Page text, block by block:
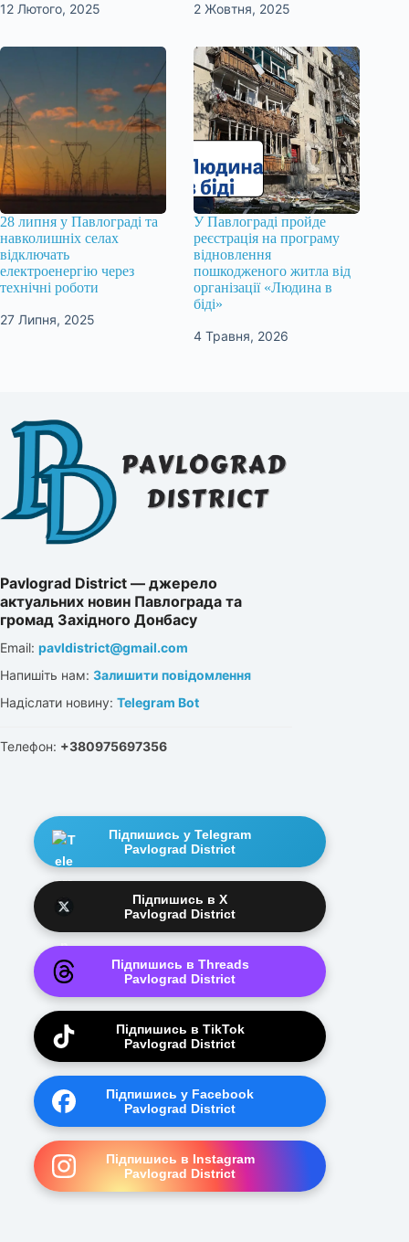
12 Лютого, 2025 2 Жовтня, 2025
28 липня у Павлограді та
навколишніх селах
відключать
електроенергію через
технічні роботи
27 Липня, 2025
У Павлограді пройде
реєстрація на програму
відновлення
пошкодженого житла від
організації «Людина в
біді»
4 Травня, 2026
Pavlograd District — джерело
актуальних новин Павлограда та
громад Західного Донбасу
Email: pavldistrict@gmail.com
Напишіть нам: Залишити повідомлення
Надіслати новину: Telegram Bot
Телефон: +380975697356
Підпишись у Telegram
Pavlograd District
Підпишись в X
Pavlograd District
Підпишись в Threads
Pavlograd District
Підпишись в TikTok
Pavlograd District
Підпишись у Facebook
Pavlograd District
Підпишись в Instagram
Pavlograd District